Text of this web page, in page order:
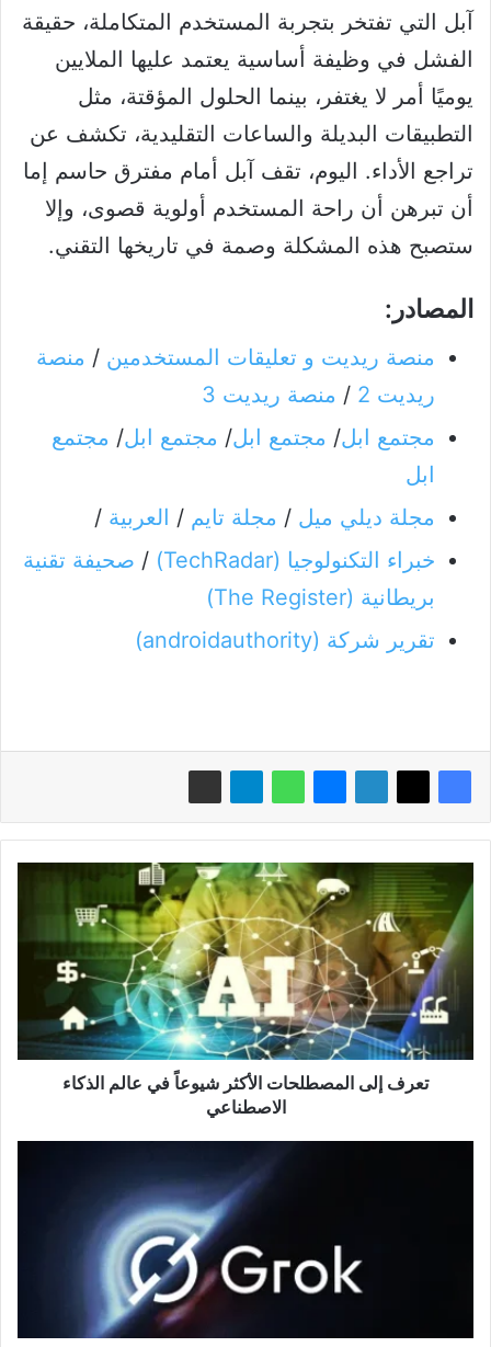
آبل التي تفتخر بتجربة المستخدم المتكاملة، حقيقة
الفشل في وظيفة أساسية يعتمد عليها الملايين
يوميًا أمر لا يغتفر، بينما الحلول المؤقتة، مثل
التطبيقات البديلة والساعات التقليدية، تكشف عن
تراجع الأداء. اليوم، تقف آبل أمام مفترق حاسم إما
أن تبرهن أن راحة المستخدم أولوية قصوى، وإلا
ستصبح هذه المشكلة وصمة في تاريخها التقني.
المصادر:
منصة ريديت و تعليقات المستخدمين / منصة
ريديت 2
/ منصة ريديت 3
مجتمع ابل/ مجتمع ابل/ مجتمع ابل/ مجتمع
ابل
مجلة ديلي ميل / مجلة تايم / العربية /
خبراء التكنولوجيا (TechRadar)
/ صحيفة تقنية
بريطانية (The Register)
تقرير شركة (androidauthority)
إلى
المصطلحات
الأكثر
شيوعاً
عالم
الاصطناعي
تعرف إلى المصطلحات الأكثر شيوعاً في عالم الذكاء
الاصطناعي
Grok"